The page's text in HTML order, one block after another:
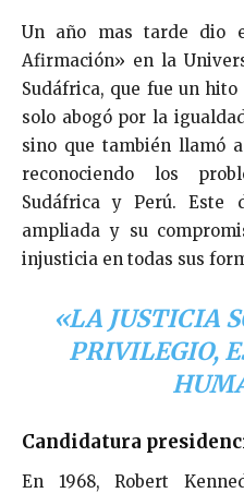
Un año mas tarde dio
Afirmación» en la
Sudáfrica, que fue un
solo abogó por la
sino que también llamó
reconociendo los
Sudáfrica y Perú. Este
ampliada y su
injusticia en todas sus
«LA JUSTICIA
PRIVILEGIO,
Candidatura
En 1968, Robert